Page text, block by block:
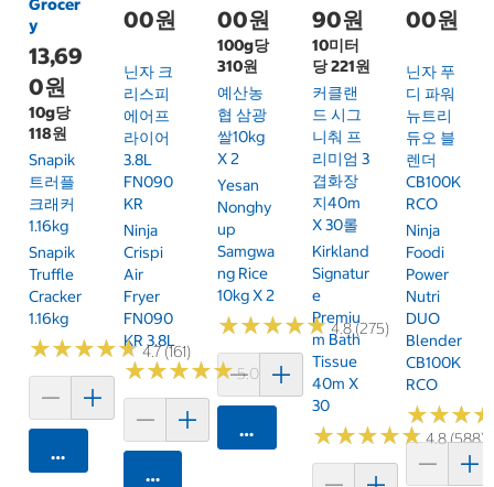
Grocer
y
13,69
0원
10g당
118원
Snapik
트러플
크래커
1.16kg
Snapik
Truffle
Cracker
1.16kg
★★★★★
★★★★★4.7 (161)
카트에 담기
00원
닌자 크
리스피
에어프
라이어
3.8L
FN090
KR
Ninja
Crispi
Air
Fryer
FN090
KR 3.8L
★★★★★
★★★★★5.0 (6)
카트에 담기
00원
100g당
310원
예산농
협 삼광
쌀10kg
X 2
Yesan
Nonghy
Up
Samgwa
Ng Rice
10kg X 2
★★★★★
★★★★★4.8 (275)
카트에 담기
90원
10미터
당 221원
커클랜
드 시그
니춰 프
리미엄 3
겹화장
지40m
X 30롤
Kirkland
Signatur
E
Premiu
M Bath
Tissue
40m X
30
★★★★★
★★★★★4.8 (588)
00원
닌자 푸
디 파워
뉴트리
듀오 블
렌더
CB100K
RCO
Ninja
Foodi
Power
Nutri
DUO
Blender
CB100K
RCO
★★★
★★★